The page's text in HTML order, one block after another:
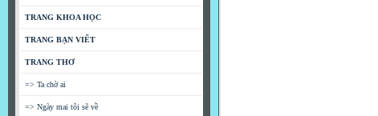
TRANG KHOA HỌC
TRANG BẠN VIẾT
TRANG THƠ
=> Ta chờ ai
=> Ngày mai tôi sẽ về